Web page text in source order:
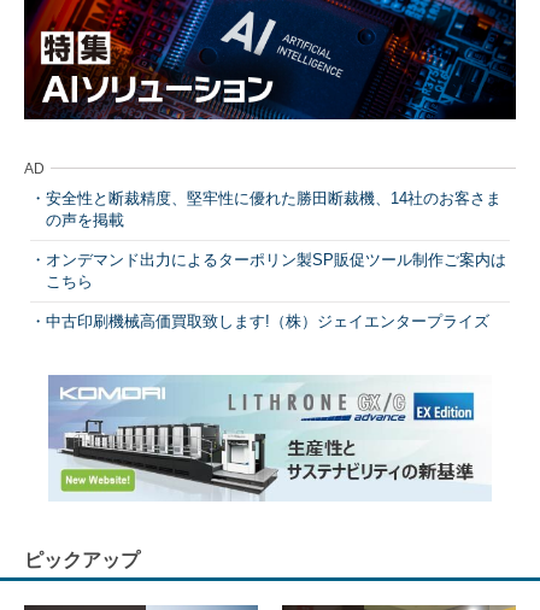
AD
安全性と断裁精度、堅牢性に優れた勝田断裁機、14社のお客さま
の声を掲載
オンデマンド出力によるターポリン製SP販促ツール制作ご案内は
こちら
中古印刷機械高価買取致します!（株）ジェイエンタープライズ
ピックアップ